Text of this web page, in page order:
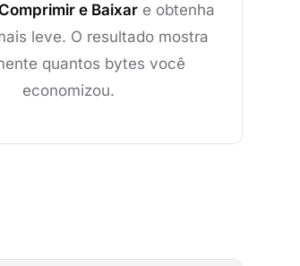
e Baixare obtenha
leve. O resultado mostra
quantos bytes você
economizou.